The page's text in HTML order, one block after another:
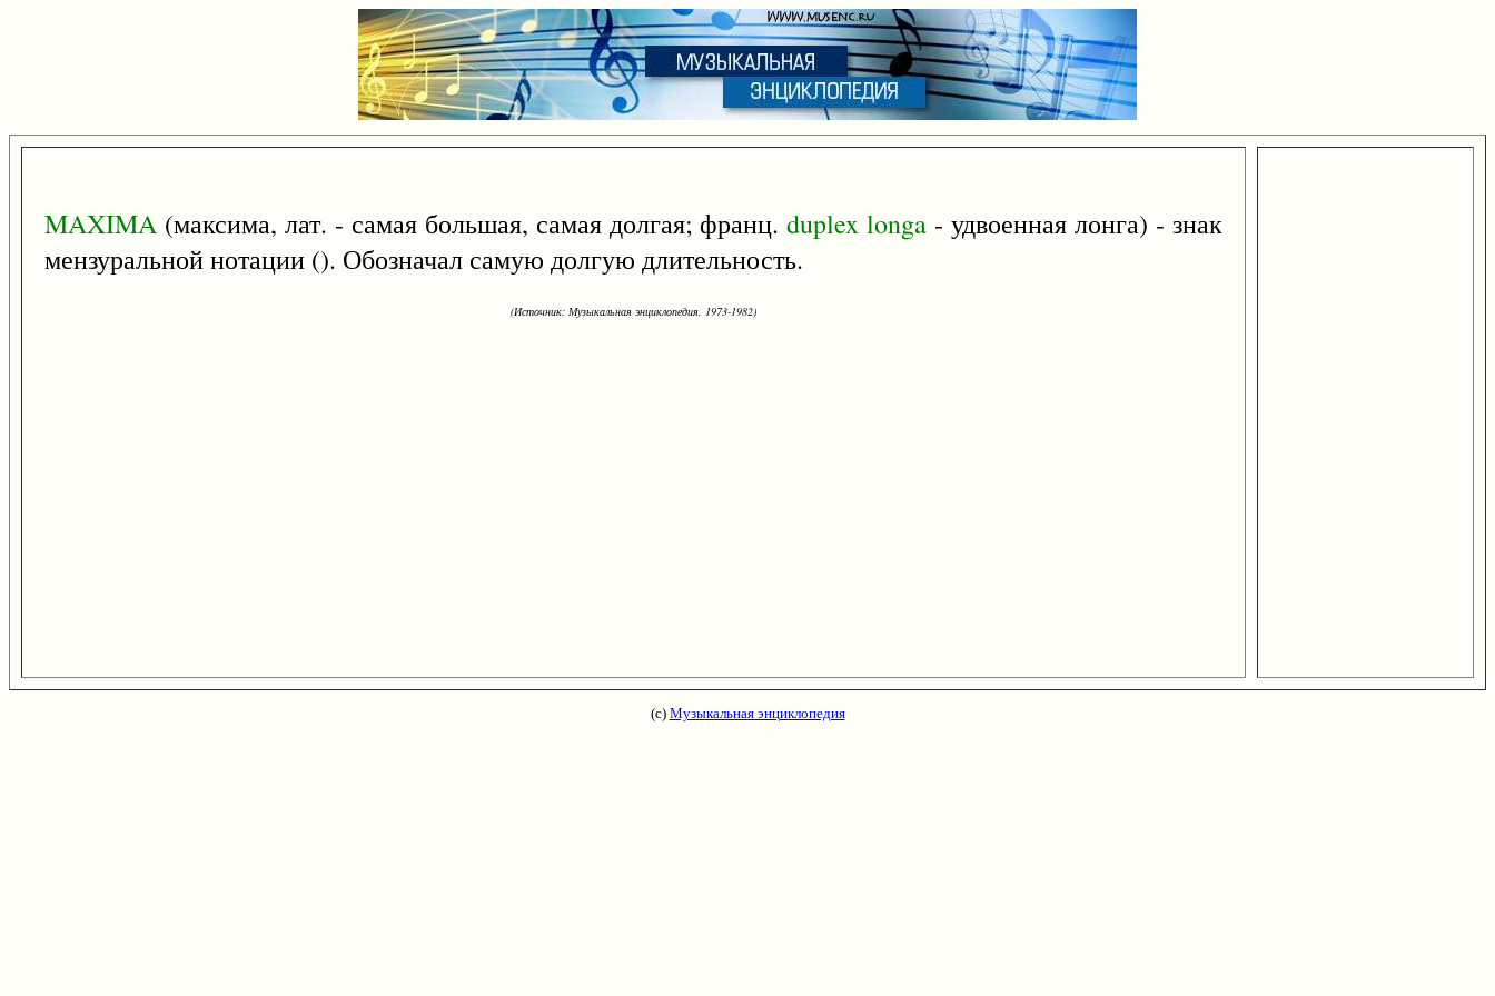
MAXIMA (максима, лат. - самая большая, самая долгая; франц.duplex longa - удвоенная лонга) - знак
мензуральной нотации (). Обозначал самую долгую длительность.
(Источник: Музыкальная энциклопедия, 1973-1982)
(с) Музыкальная энциклопедия